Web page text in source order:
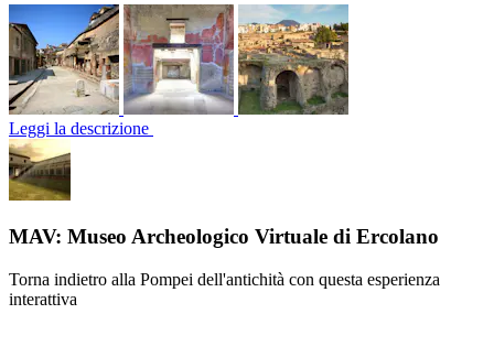
Leggi la descrizione
MAV: Museo Archeologico Virtuale di Ercolano
Torna indietro alla Pompei dell'antichità con questa esperienza
interattiva